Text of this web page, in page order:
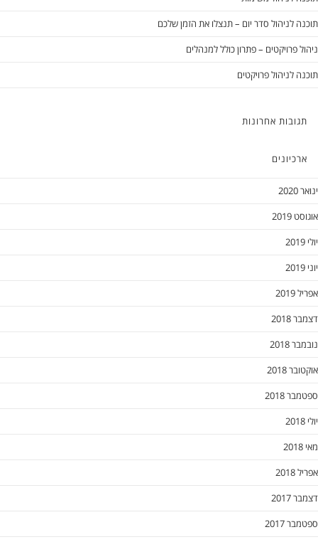
תוכנה לניהול סדר יום – תנצלו את הזמן שלכם
ניהול פרויקטים – פתרון כולל למנהלים
תוכנה לניהול פרויקטים
תגובות אחרונות
ארכיונים
ינואר 2020
אוגוסט 2019
יולי 2019
יוני 2019
אפריל 2019
דצמבר 2018
נובמבר 2018
אוקטובר 2018
ספטמבר 2018
יולי 2018
מאי 2018
אפריל 2018
דצמבר 2017
ספטמבר 2017